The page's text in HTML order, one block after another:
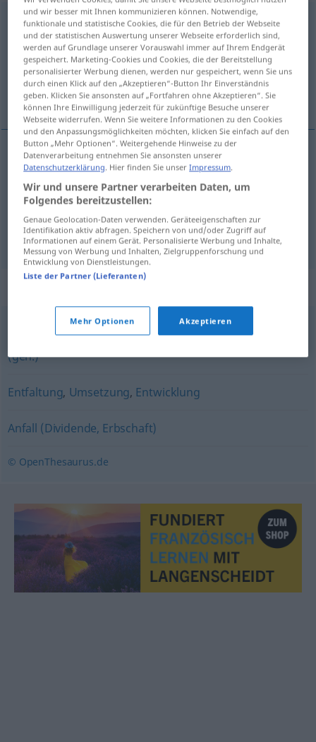
Entstehungf < Entstehung>
Übersicht aller Übersetzungen
(Für mehr Details die Übersetzung anklicken/antippen)
naissance, origine, formation
naissancef Entstehung
originef Entstehung
formationf Entstehung(≈ Bildung)
Entwicklung,Heranbildung,Bildung,Ausbildung
(geh.)
Entfaltung, Umsetzung, Entwicklung
Anfall (Dividende, Erbschaft)
© OpenThesaurus.de
und wir besser mit Ihnen kommunizieren können. Notwendige,
funktionale und statistische Cookies, die für den Betrieb der Webseite
und der statistischen Auswertung unserer Webseite erforderlich sind,
werden auf Grundlage unserer Vorauswahl immer auf Ihrem Endgerät
gespeichert. Marketing-Cookies und Cookies, die der Bereitstellung
personalisierter Werbung dienen, werden nur gespeichert, wenn Sie uns
durch einen Klick auf den „Akzeptieren“-Button Ihr Einverständnis
geben. Klicken Sie ansonsten auf „Fortfahren ohne Akzeptieren“. Sie
können Ihre Einwilligung jederzeit für zukünftige Besuche unserer
Webseite widerrufen. Wenn Sie weitere Informationen zu den Cookies
und den Anpassungsmöglichkeiten möchten, klicken Sie einfach auf den
Button „Mehr Optionen“. Weitergehende Hinweise zu der
Datenverarbeitung entnehmen Sie ansonsten unserer
Datenschutzerklärung. Hier finden Sie unserImpressum.
Wir und unsere Partner verarbeiten Daten, um
Folgendes bereitzustellen:
Genaue Geolocation-Daten verwenden. Geräteeigenschaften zur
Identifikation aktiv abfragen. Speichern von und/oder Zugriff auf
Informationen auf einem Gerät. Personalisierte Werbung und Inhalte,
Messung von Werbung und Inhalten, Zielgruppenforschung und
Entwicklung von Dienstleistungen.
Liste der Partner (Lieferanten)
Mehr Optionen Akzeptieren